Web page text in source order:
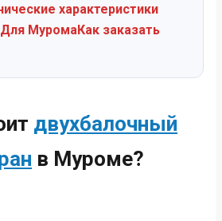
характеристики
Для МуромаКак заказать
двухбалочный
в Муроме?